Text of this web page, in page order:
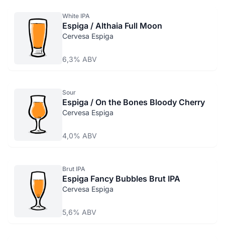
White IPA
Espiga / Althaia Full Moon
Cervesa Espiga
6,3% ABV
Sour
Espiga / On the Bones Bloody Cherry
Cervesa Espiga
4,0% ABV
Brut IPA
Espiga Fancy Bubbles Brut IPA
Cervesa Espiga
5,6% ABV